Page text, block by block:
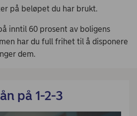
på beløpet du har brukt.
inntil 60 prosent av boligens
har du full frihet til å disponere
dem.
på 1-2-3